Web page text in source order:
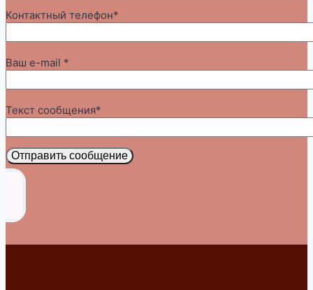
Контактный телефон*
Ваш e-mail *
Текст сообщения*
Отправить сообщение